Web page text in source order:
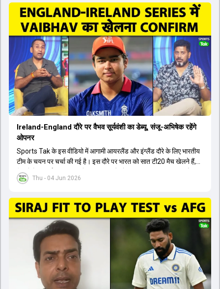
सेंटर ऑफ एक्सीलेंस जाएंगे। इस गंभीर चोट के कारण 14 जुलाई से शुरू होने वाले
इंग्लैंड दौरे और आगामी वर्ल्ड कप में उनके खेलने पर सस्पेंस बन गया है। दूसरी
तरफ, आईपीएल में इम्पैक्ट प्लेयर के तौर पर खेलने वाले रोहित शर्मा को भी अभी तक
मेडिकल क्लीयरेंस नहीं मिली है। शनिवार को मुंबई में होने वाली चयन समिति की
बैठक में यह देखना अहम होगा कि क्या चयनकर्ता विराट कोहली को फिटनेस की शर्त
पर टीम में शामिल करते हैं या नहीं।
Thu - 04 Jun 2026
Ireland-England दौरे पर वैभव सूर्यवंशी का डेब्यू, संजू-अभिषेक रहेंगे
ओपनर
Sports Tak के इस वीडियो में आगामी आयरलैंड और इंग्लैंड दौरे के लिए भारतीय
टीम के चयन पर चर्चा की गई है। इस दौरे पर भारत को सात टी20 मैच खेलने हैं,
जिसमें वैभव सूर्यवंशी का टीम में चुना जाना और डेब्यू करना तय माना जा रहा है।
हालांकि, अभिषेक शर्मा और संजू सैमसन ही टीम के फर्स्ट चॉइस ओपनर बने रहेंगे,
नंबर तीन और श्रेयस अय्यर नंबर चार पर खेलेंगे। वहीं, रजत पाटीदार फिलहाल
टी20 टीम की योजना से बाहर हैं, लेकिन वह टेस्ट क्रिकेट में वापसी कर सकते हैं।